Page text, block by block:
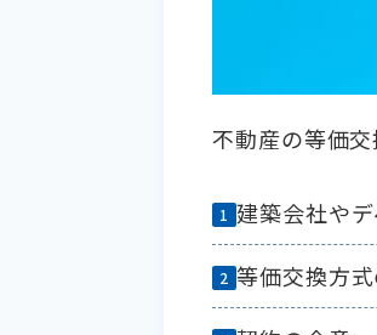
不動産の等価
建築会社や
等価交換方